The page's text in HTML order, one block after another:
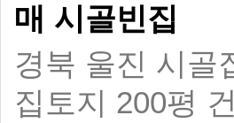
매 시골빈집
경북 울진 시골
집토지 200평